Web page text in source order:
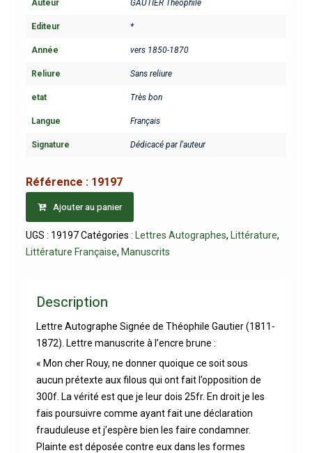
Auteur GAUTIER Théophile
Editeur *
Année vers 1850-1870
Reliure Sans reliure
etat Très bon
Langue Français
Signature Dédicacé par l'auteur
Référence : 19197
Ajouter au panier
UGS : 19197 Catégories : Lettres Autographes, Littérature,
Littérature Française, Manuscrits
Description
Lettre Autographe Signée de Théophile Gautier (1811-
1872). Lettre manuscrite à l’encre brune :
« Mon cher Rouy, ne donner quoique ce soit sous
aucun prétexte aux filous qui ont fait l’opposition de
300f. La vérité est que je leur dois 25fr. En droit je les
fais poursuivre comme ayant fait une déclaration
frauduleuse et j’espère bien les faire condamner.
Plainte est déposée contre eux dans les formes